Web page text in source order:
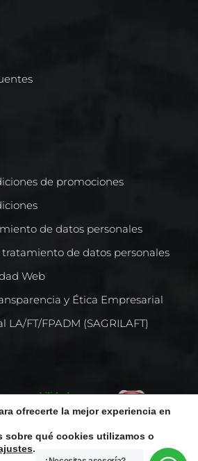
de promociones
de datos personales
de datos personales
Web
y Ética Empresarial
LA/FT/FPADM (SAGRILAFT)
ofrecerte la mejor experiencia en
sobre qué cookies utilizamos o
.